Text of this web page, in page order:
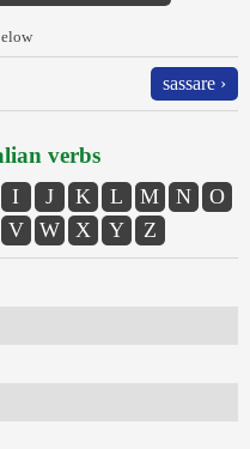
sassare ›
verbs
I J K L M N
O
V W X Y Z